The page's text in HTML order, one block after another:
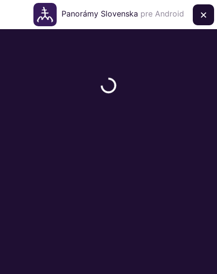
Panorámy Slovenska pre Android ×